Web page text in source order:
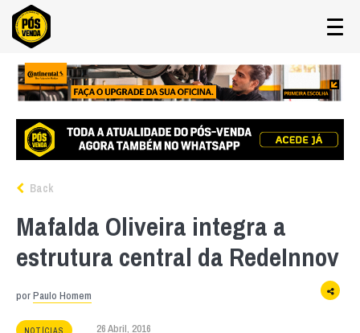
Back
Mafalda Oliveira integra a
estrutura central da RedeInnov
porPaulo Homem
26 Abril, 2016